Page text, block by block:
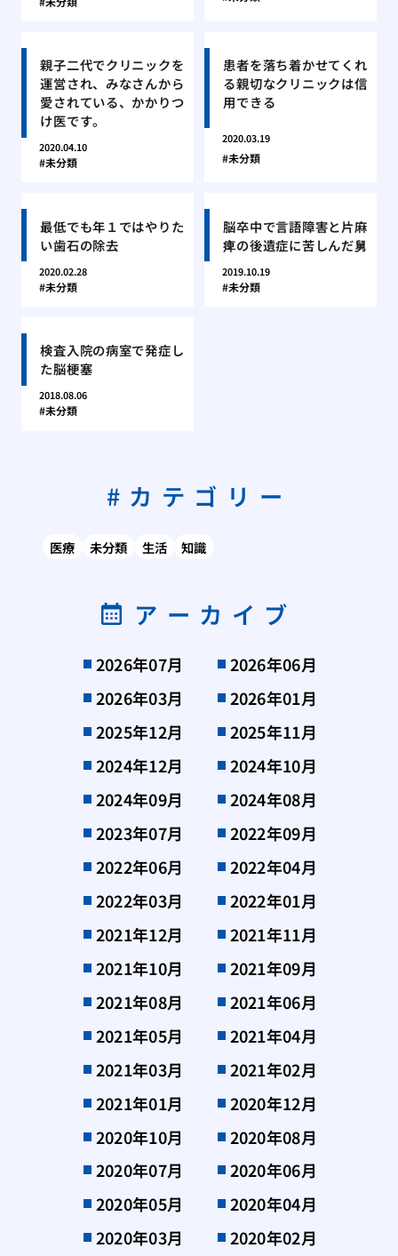
親子二代でクリニックを
運営され、みなさんから
愛されている、かかりつ
け医です。
2020.04.10
未分類
患者を落ち着かせてくれ
る親切なクリニックは信
用できる
2020.03.19
未分類
最低でも年１ではやりた
い歯石の除去
2020.02.28
未分類
脳卒中で言語障害と片麻
痺の後遺症に苦しんだ舅
2019.10.19
未分類
検査入院の病室で発症し
た脳梗塞
2018.08.06
未分類
カテゴリー
医療 未分類 生活 知識
アーカイブ
2026年07月
2026年06月
2026年03月
2026年01月
2025年12月
2025年11月
2024年12月
2024年10月
2024年09月
2024年08月
2023年07月
2022年09月
2022年06月
2022年04月
2022年03月
2022年01月
2021年12月
2021年11月
2021年10月
2021年09月
2021年08月
2021年06月
2021年05月
2021年04月
2021年03月
2021年02月
2021年01月
2020年12月
2020年10月
2020年08月
2020年07月
2020年06月
2020年05月
2020年04月
2020年03月
2020年02月